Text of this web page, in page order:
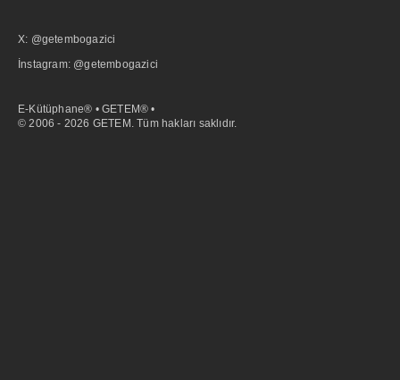
X: @getembogazici
İnstagram: @getembogazici
E-Kütüphane® • GETEM® •
© 2006 - 2026 GETEM. Tüm hakları saklıdır.